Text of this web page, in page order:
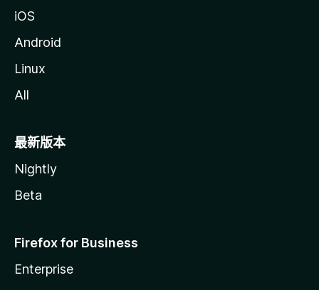
iOS
Android
Linux
All
最新版本
Nightly
Beta
Firefox for Business
Enterprise